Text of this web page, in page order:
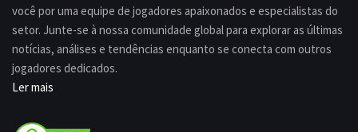
você por uma equipe de jogadores apaixonados e especialistas do
setor. Junte-se à nossa comunidade global para explorar as últimas
notícias, análises e tendências enquanto se conecta com outros
jogadores dedicados.
Ler mais